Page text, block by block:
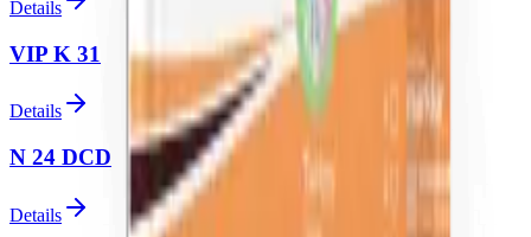
Details
VIP K 31
Details
N 24 DCD
Details